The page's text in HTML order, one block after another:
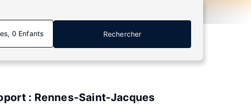
0 Enfants Rechercher
: Rennes-Saint-Jacques